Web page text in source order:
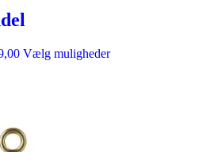
Vælg muligheder